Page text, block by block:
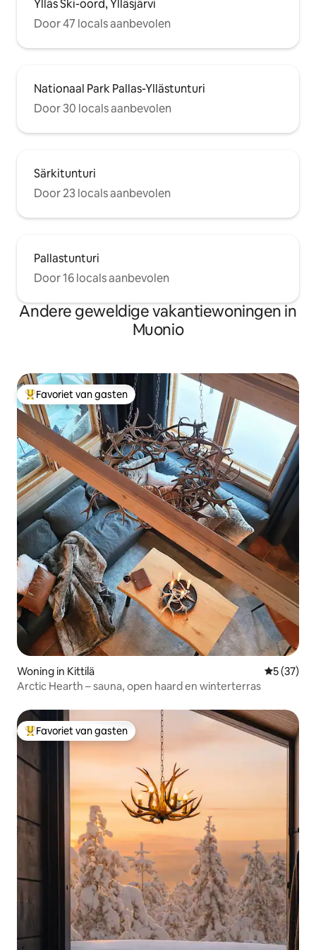
Ylläs Ski-oord, Ylläsjärvi
Door 47 locals aanbevolen
Nationaal Park Pallas-Yllästunturi
Door 30 locals aanbevolen
Särkitunturi
Door 23 locals aanbevolen
Pallastunturi
Door 16 locals aanbevolen
Andere geweldige vakantiewoningen in
Muonio
Topfavoriet van gasten
Favoriet van gasten
Woning in Kittilä
5 (37)
Arctic Hearth – sauna, open haard en winterterras
Topfavoriet van gasten
Favoriet van gasten